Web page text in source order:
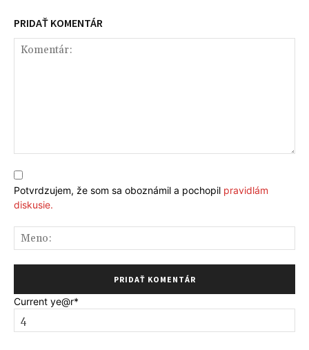
PRIDAŤ KOMENTÁR
Potvrdzujem, že som sa oboznámil a pochopil pravidlám
diskusie.
Current ye@r*